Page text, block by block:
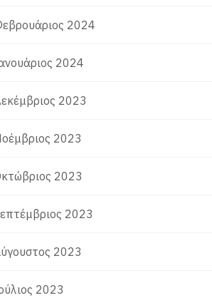
2024
2024
2023
2023
2023
2023
2023
2023